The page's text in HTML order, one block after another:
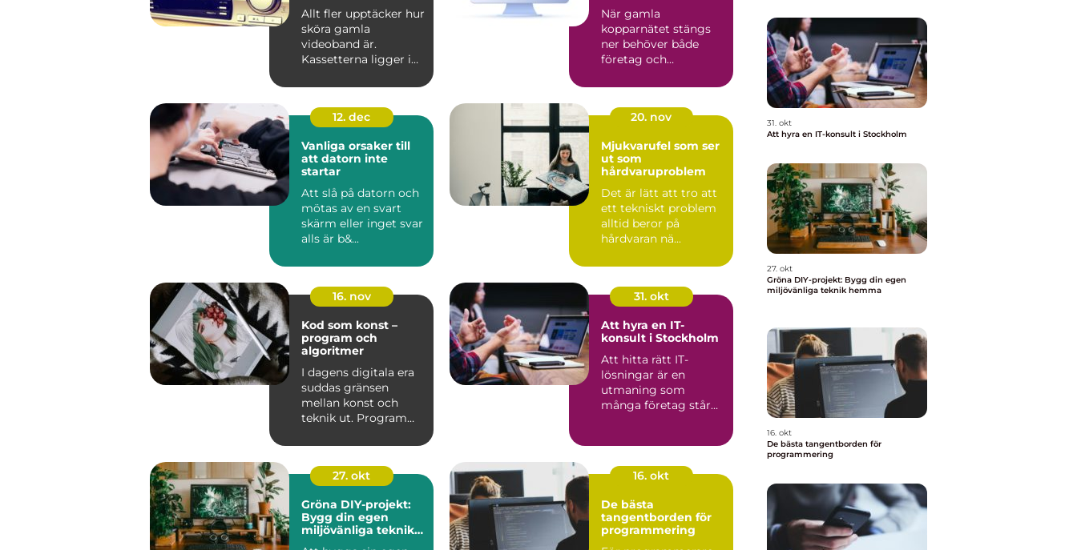
Allt fler upptäcker hur
sköra gamla
videoband är.
Kassetterna ligger i
samtidig...
När gamla
kopparnätet stängs
ner behöver både
företag och
över sin telefoni.
Många...
12. dec
Vanliga orsaker till
att datorn inte
startar
Att slå på datorn och
mötas av en svart
skärm eller inget svar
alls är b&...
20. nov
Mjukvarufel som ser
ut som
hårdvaruproblem
Det är lätt att tro att
ett tekniskt problem
alltid beror på
hårdvaran nä...
16. nov
Kod som konst –
program och
algoritmer
I dagens digitala era
suddas gränsen
mellan konst och
teknik ut. Program
ska...
31. okt
Att hyra en IT-
konsult i Stockholm
Att hitta rätt IT-
lösningar är en
utmaning som
många företag står
27. okt
Gröna DIY-projekt:
Bygg din egen
miljövänliga teknik
16. okt
De bästa
tangentborden för
programmering
31. okt
Att hyra en IT-konsult i Stockholm
27. okt
Gröna DIY-projekt: Bygg din egen
miljövänliga teknik hemma
16. okt
De bästa tangentborden för
programmering